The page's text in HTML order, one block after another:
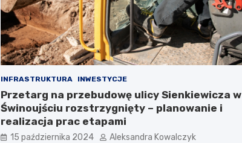
INFRASTRUKTURA INWESTYCJE
Przetarg na przebudowę ulicy Sienkiewicza w
Świnoujściu rozstrzygnięty – planowanie i
realizacja prac etapami
15 października 2024 Aleksandra Kowalczyk